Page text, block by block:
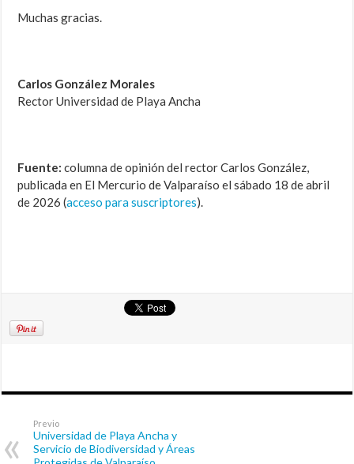
Muchas gracias.
Carlos González Morales
Rector Universidad de Playa Ancha
Fuente: columna de opinión del rector Carlos González,
publicada en El Mercurio de Valparaíso el sábado 18 de abril
de 2026 (acceso para suscriptores).
Previo
Universidad de Playa Ancha y
Servicio de Biodiversidad y Áreas